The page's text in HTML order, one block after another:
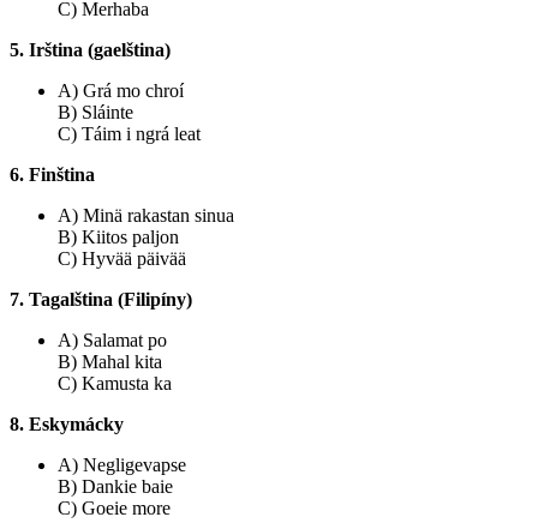
C) Merhaba
5. Irština (gaelština)
A) Grá mo chroí
B) Sláinte
C) Táim i ngrá leat
6. Finština
A) Minä rakastan sinua
B) Kiitos paljon
C) Hyvää päivää
7. Tagalština (Filipíny)
A) Salamat po
B) Mahal kita
C) Kamusta ka
8. Eskymácky
A) Negligevapse
B) Dankie baie
C) Goeie more